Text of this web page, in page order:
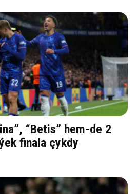
“Betis” hem-de 2
finala çykdy